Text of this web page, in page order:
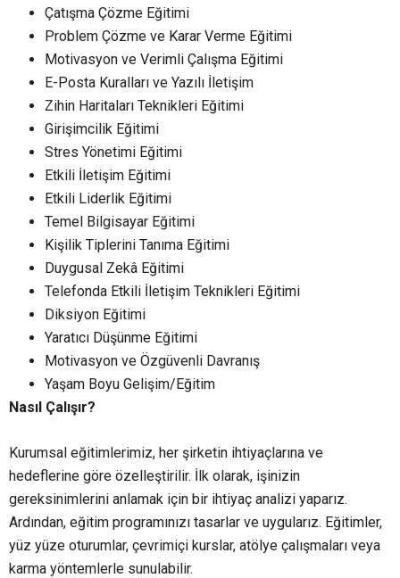
Çatışma Çözme Eğitimi
Problem Çözme ve Karar Verme Eğitimi
Motivasyon ve Verimli Çalışma Eğitimi
E-Posta Kuralları ve Yazılı İletişim
Zihin Haritaları Teknikleri Eğitimi
Girişimcilik Eğitimi
Stres Yönetimi Eğitimi
Etkili İletişim Eğitimi
Etkili Liderlik Eğitimi
Temel Bilgisayar Eğitimi
Kişilik Tiplerini Tanıma Eğitimi
Duygusal Zekâ Eğitimi
Telefonda Etkili İletişim Teknikleri Eğitimi
Diksiyon Eğitimi
Yaratıcı Düşünme Eğitimi
Motivasyon ve Özgüvenli Davranış
Yaşam Boyu Gelişim/Eğitim
Nasıl Çalışır?
Kurumsal eğitimlerimiz, her şirketin ihtiyaçlarına ve
hedeflerine göre özelleştirilir. İlk olarak, işinizin
gereksinimlerini anlamak için bir ihtiyaç analizi yaparız.
Ardından, eğitim programınızı tasarlar ve uygularız. Eğitimler,
yüz yüze oturumlar, çevrimiçi kurslar, atölye çalışmaları veya
karma yöntemlerle sunulabilir.